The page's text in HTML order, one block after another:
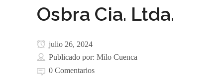
Osbra Cia. Ltda.
julio 26, 2024
Publicado por: Milo Cuenca
0 Comentarios